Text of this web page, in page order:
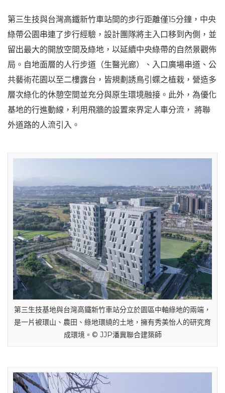
第三生技與台灣高鐵新竹車站間的步行距離僅15分鐘，中央
綠帶公園串連了步行經驗，設計團隊將主入口移到內側，並
留出最大的開放空間及綠地，以延續中央綠帶的自然景觀佈
局。自地面層的人行步道（生醫光廊）、入口廣場串道、公
共藝術花園以至二樓露台，皆規劃誘鳥引蝶之植栽，營造多
層次綠化的休憩空間並充分與原生環境融接。此外，為優化
基地的行進動線，利用飛牆的設置來界定人車分流， 將聯
外道路的人流引入。
第三生技基地與台灣高鐵新竹車站分立於園區中軸綠地的兩端，
是一片被環山、農田、綠地環繞的土地，擁有秀美怡人的研究育
成環境。© JJP潘冀聯合建築師